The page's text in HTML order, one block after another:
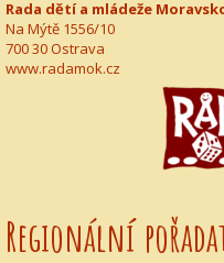
Rada dětí a mládeže
Na Mýtě 1556/10
700 30 Ostrava
www.radamok.cz
Regionální